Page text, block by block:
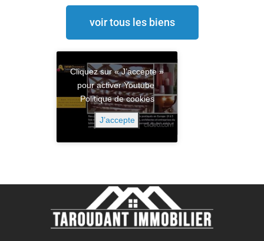
voir tous les biens
Cliquez sur « J’accepte »
pour activer Youtube
Politique de cookies
J’accepte